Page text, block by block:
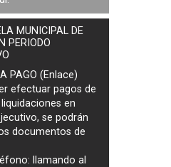
MUNICIPAL DE
PERIODO
PAGO (Enlace)
efectuar pagos de
en
, se podrán
documentos de
llamando al